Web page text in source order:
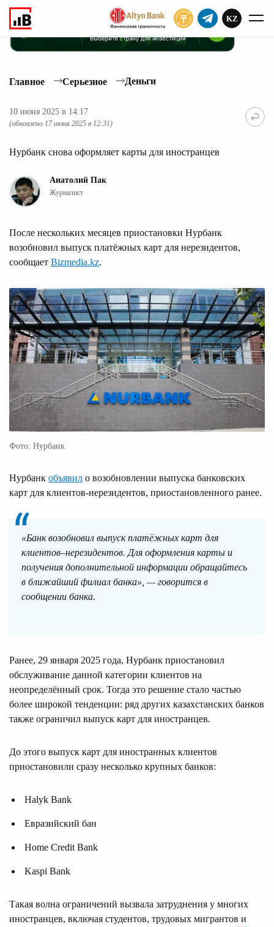
KZ
Главное Серьезное Деньги
10 июня 2025 в 14:17
(обновлено 17 июня 2025 в 12:31)
Нурбанк снова оформляет карты для иностранцев
Анатолий Пак
Журналист
После нескольких месяцев приостановки Нурбанк
возобновил выпуск платёжных карт для нерезидентов,
сообщает Bizmedia.kz.
Фото: Нурбанк
Нурбанк объявил о возобновлении выпуска банковских
карт для клиентов-нерезидентов, приостановленного ранее.
«Банк возобновил выпуск платёжных карт для
клиентов–нерезидентов. Для оформления карты и
получения дополнительной информации обращайтесь
в ближайший филиал банка», — говорится в
сообщении банка.
Ранее, 29 января 2025 года, Нурбанк приостановил
обслуживание данной категории клиентов на
неопределённый срок. Тогда это решение стало частью
более широкой тенденции: ряд других казахстанских банков
также ограничил выпуск карт для иностранцев.
До этого выпуск карт для иностранных клиентов
приостановили сразу несколько крупных банков:
Halyk Bank
Евразийский бан
Home Credit Bank
Kaspi Bank
Такая волна ограничений вызвала затруднения у многих
иностранцев, включая студентов, трудовых мигрантов и